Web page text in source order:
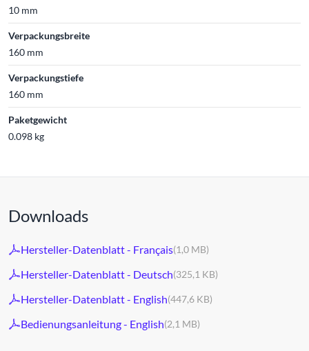
10 mm
Verpackungsbreite
160 mm
Verpackungstiefe
160 mm
Paketgewicht
0.098 kg
Downloads
Hersteller-Datenblatt - Français(1,0 MB)
Hersteller-Datenblatt - Deutsch(325,1 KB)
Hersteller-Datenblatt - English(447,6 KB)
Bedienungsanleitung - English(2,1 MB)